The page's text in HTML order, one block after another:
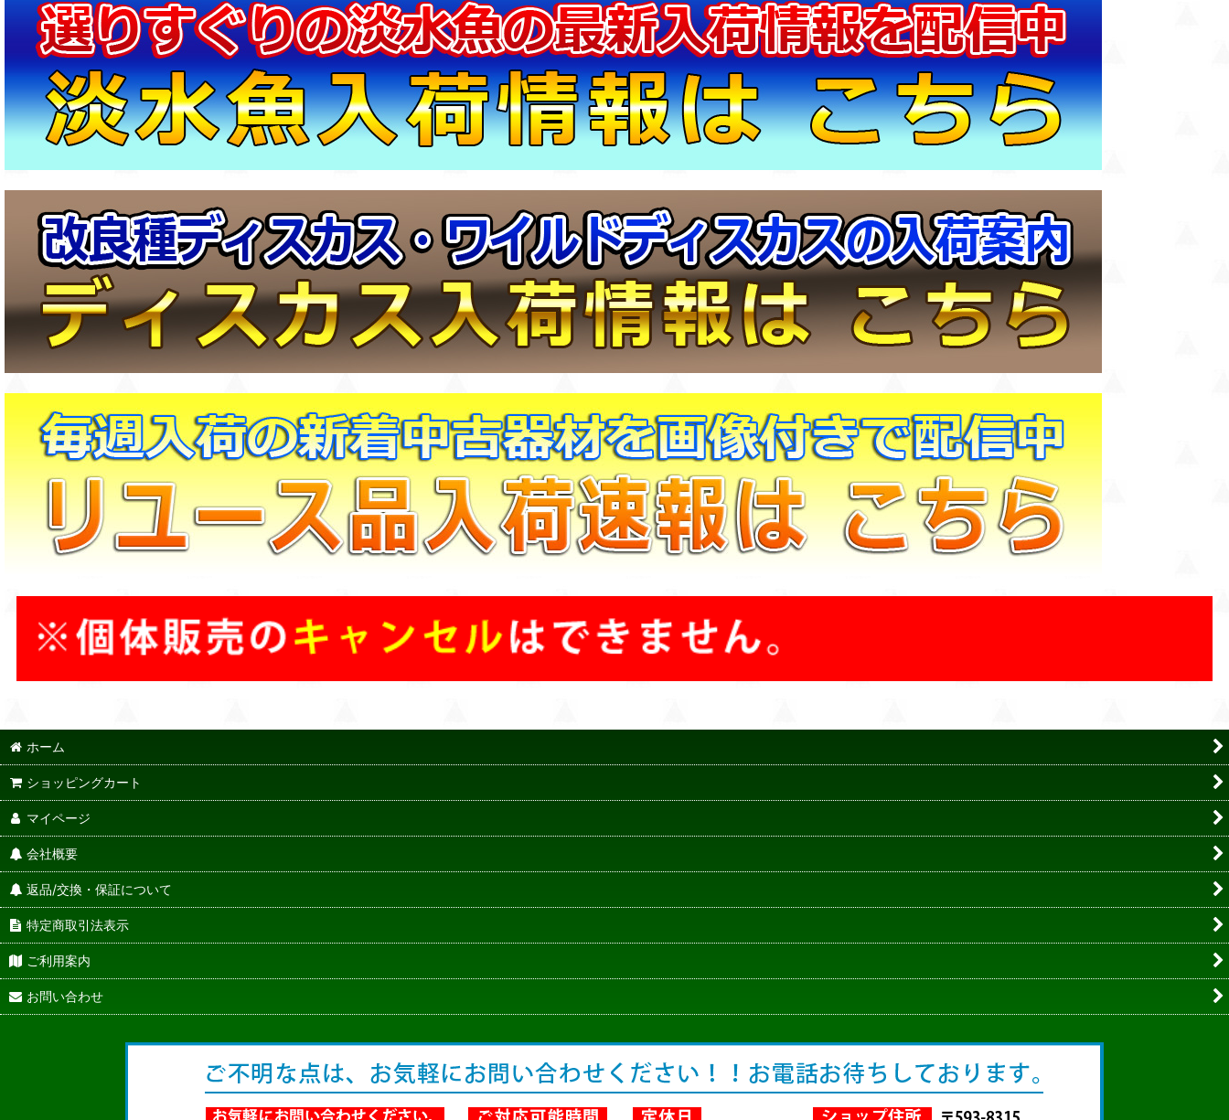
ホーム
ショッピングカート
マイページ
会社概要
返品/交換・保証について
特定商取引法表示
ご利用案内
お問い合わせ